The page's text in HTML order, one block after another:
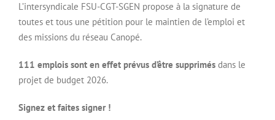
L’intersyndicale FSU-CGT-SGEN propose à la signature de
toutes et tous une pétition pour le maintien de l’emploi et
des missions du réseau Canopé.
111 emplois sont en effet prévus d’être supprimés dans le
projet de budget 2026.
Signez et faites signer !